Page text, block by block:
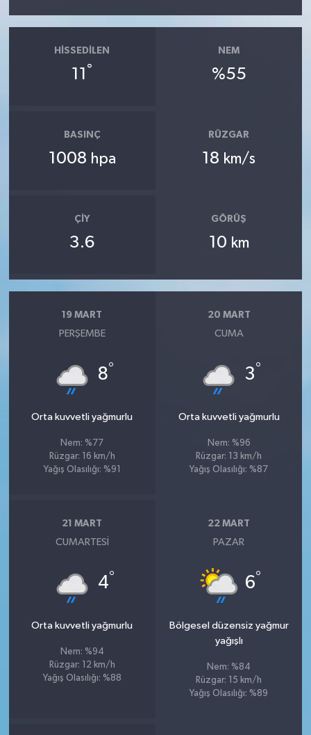
HISSEDILEN
11 °
NEM
%55
BASINÇ
1008 hpa
RÜZGAR
18 km/s
ÇIY
3.6
GÖRÜŞ
10 km
19 MART
PERŞEMBE
8°
Orta kuvvetli yağmurlu
Nem: %77
Rüzgar: 16 km/h
Yağış Olasılığı: %91
20 MART
CUMA
3°
Orta kuvvetli yağmurlu
Nem: %96
Rüzgar: 13 km/h
Yağış Olasılığı: %87
21 MART
CUMARTESI
4°
Orta kuvvetli yağmurlu
Nem: %94
Rüzgar: 12 km/h
Yağış Olasılığı: %88
22 MART
PAZAR
6°
Bölgesel düzensiz yağmur
yağışlı
Nem: %84
Rüzgar: 15 km/h
Yağış Olasılığı: %89